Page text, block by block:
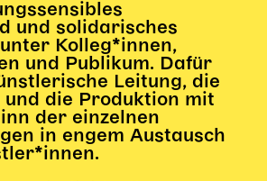
und solidarisches
Kolleg*innen,
und Publikum. Dafür
Leitung, die
die Produktion mit
der einzelnen
in engem Austausch